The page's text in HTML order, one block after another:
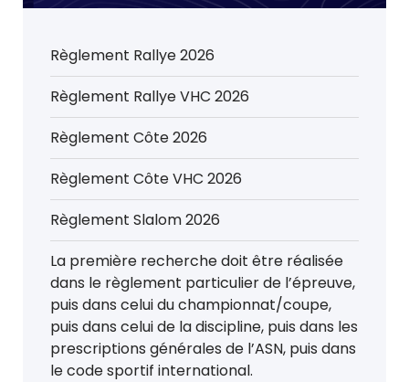
Règlement Rallye 2026
Règlement Rallye VHC 2026
Règlement Côte 2026
Règlement Côte VHC 2026
Règlement Slalom 2026
La première recherche doit être réalisée
dans le règlement particulier de l’épreuve,
puis dans celui du championnat/coupe,
puis dans celui de la discipline, puis dans les
prescriptions générales de l’ASN, puis dans
le code sportif international.